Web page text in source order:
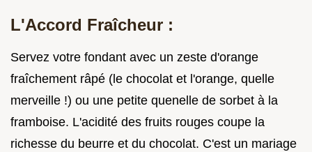
L'Accord Fraîcheur :
Servez votre fondant avec un zeste d'orange
fraîchement râpé (le chocolat et l'orange, quelle
merveille !) ou une petite quenelle de sorbet à la
framboise. L'acidité des fruits rouges coupe la
richesse du beurre et du chocolat. C'est un mariage